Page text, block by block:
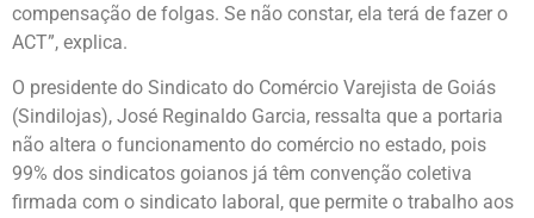
compensação de folgas. Se não constar, ela terá de fazer o
ACT”, explica.
O presidente do Sindicato do Comércio Varejista de Goiás
(Sindilojas), José Reginaldo Garcia, ressalta que a portaria
não altera o funcionamento do comércio no estado, pois
99% dos sindicatos goianos já têm convenção coletiva
firmada com o sindicato laboral, que permite o trabalho aos